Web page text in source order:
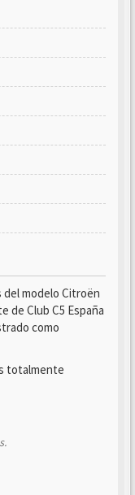
del modelo Citroën
de Club C5 España
como
totalmente